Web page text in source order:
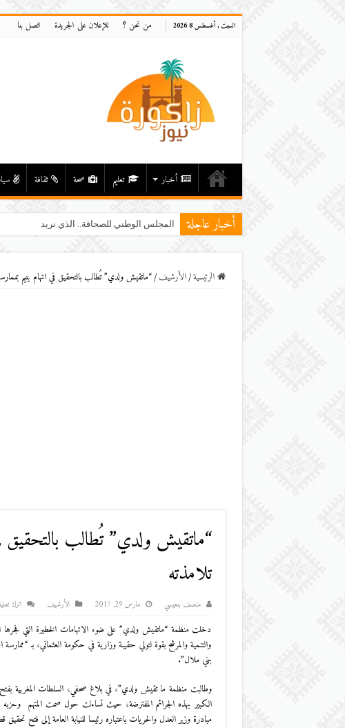
السبت , أغسطس 8 2026 من نحن ؟ للإعلان على الجريدة اتصل بنا
أخبار تعليم صحة ثقافة
أخبار عاجلة المجلس الوطني للصحافة.. الذي نريد
الرئيسية/اﻷرشيف/“ماتقيش ولدي” تُطالب بالتحقيق في اتهام يتيم
“ماتقيش ولدي” تُطالب بالتحقيق
تلامذته
منصف بنعيسي مارس 29, 2017 اﻷرشيف اترك
دخلت منظمة “ماتقيش ولدي” على ضوء الاتهامات الخطيرة التي فجرها
والتنمية والمرشح بقوة لتولي حقيبة وزارية في حكومة العثماني، بـ
بني ملال”.
وطالبت منظمة ما تقيش ولدي”، في بلاغ صحفي، السلطات المغربية
الكبير بهذه الجرائم المفترضة، حيث تساءلت حول صمت المتهم وحزبه
مبادرة وزير العدل والحريات باعتباره رئيسا للنيابة العامة إلى فتح